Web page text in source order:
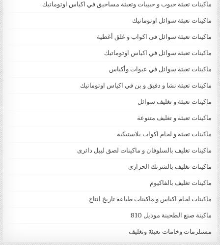
ماكينات تعبئة حبوب و حبيبات وتعبئة مساحيق في اكياس اوتوماتيك
ماكينات تعبئة سوائل اوتوماتيك
ماكينات تعبئة سوائل فى اكواب و غلق أغطية
ماكينات تعبئة سوائل في اكياس اوتوماتيك
ماكينات تعبئة سوائل في عبوات وأكياس
ماكينات تعبئة نشا و دقيق و بن في اكياس اوتوماتيك
ماكينات تعبئة و تغليف سوائل
ماكينات تعبئة و تغليف متنوعة
ماكينات تعبئة و لحام اكواب بلاستيكية
ماكينات تغليف بالسلوفان و ماكينات لصق ليبل دائرى
ماكينات تغليف بالشرنك الحرارى
ماكينات تغليف بالفاكيوم
ماكينات لحام اكياس و ماكينات طباعة تاريخ انتاج
ماكينة صنع الطحينة موديل 810
مستلزمات وخامات تعبئة وتغليف